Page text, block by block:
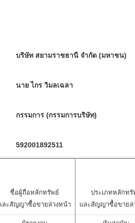
บริษัท สยามราชธานี จำกัด (มหาชน)
นาย ไกร วิมลเฉลา
กรรมการ (กรรมการบริษัท)
592001892511
ชื่อผู้ถือหลักทรัพย์
ละสัญญาซื้อขายล่วงหน้า
ประเภทหลักทรั
และสัญญาซื้อขายล่